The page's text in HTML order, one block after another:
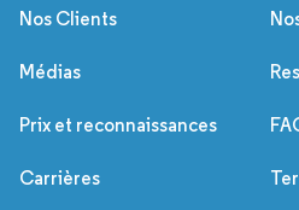
Nos Clients
Médias
Prix et reconnaissances
Carrières